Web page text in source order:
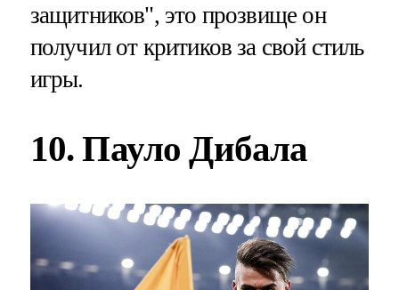
защитников", это прозвище он
получил от критиков за свой стиль
игры.
10. Пауло Дибала